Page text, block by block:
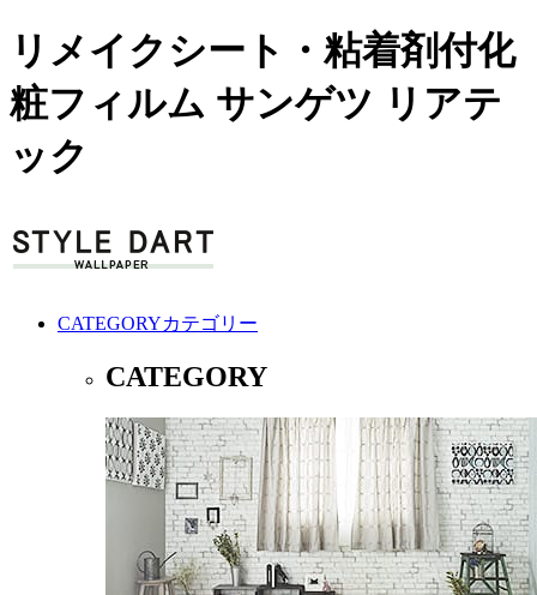
リメイクシート・粘着剤付化
粧フィルム サンゲツ リアテ
ック
CATEGORYカテゴリー
CATEGORY